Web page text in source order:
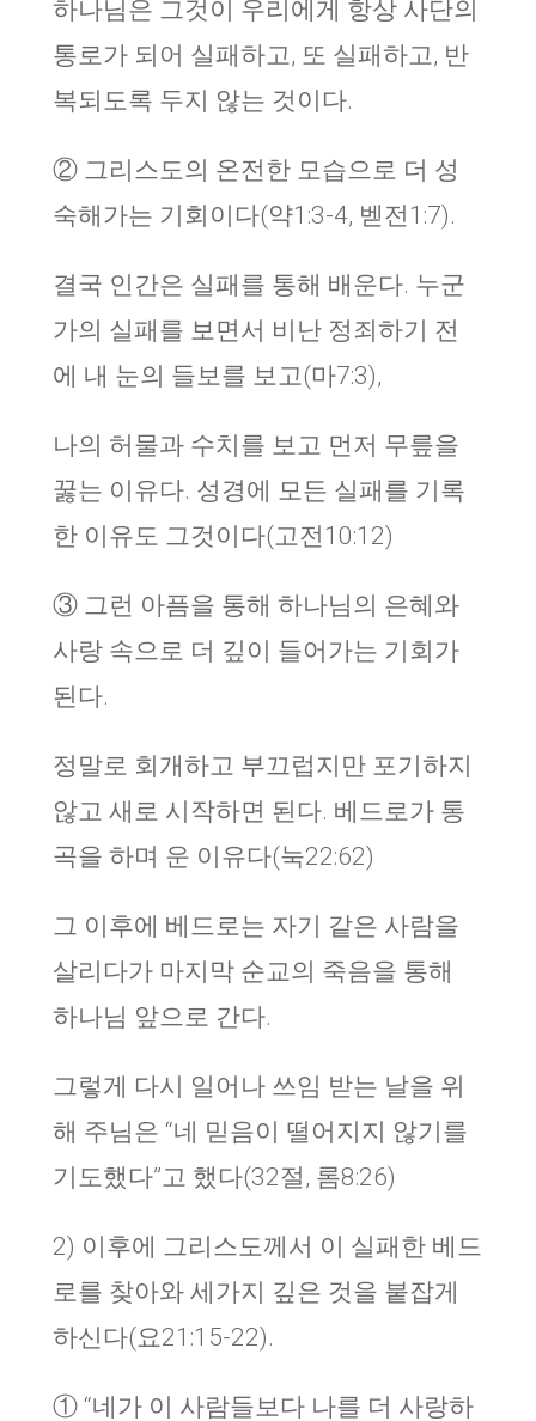
하나님은 그것이 우리에게 항상 사단의
통로가 되어 실패하고, 또 실패하고, 반
복되도록 두지 않는 것이다.
② 그리스도의 온전한 모습으로 더 성
숙해가는 기회이다(약1:3-4, 벧전1:7).
결국 인간은 실패를 통해 배운다. 누군
가의 실패를 보면서 비난 정죄하기 전
에 내 눈의 들보를 보고(마7:3),
나의 허물과 수치를 보고 먼저 무릎을
꿇는 이유다. 성경에 모든 실패를 기록
한 이유도 그것이다(고전10:12)
③ 그런 아픔을 통해 하나님의 은혜와
사랑 속으로 더 깊이 들어가는 기회가
된다.
정말로 회개하고 부끄럽지만 포기하지
않고 새로 시작하면 된다. 베드로가 통
곡을 하며 운 이유다(눅22:62)
그 이후에 베드로는 자기 같은 사람을
살리다가 마지막 순교의 죽음을 통해
하나님 앞으로 간다.
그렇게 다시 일어나 쓰임 받는 날을 위
해 주님은 “네 믿음이 떨어지지 않기를
기도했다”고 했다(32절, 롬8:26)
2) 이후에 그리스도께서 이 실패한 베드
로를 찾아와 세가지 깊은 것을 붙잡게
하신다(요21:15-22).
① “네가 이 사람들보다 나를 더 사랑하